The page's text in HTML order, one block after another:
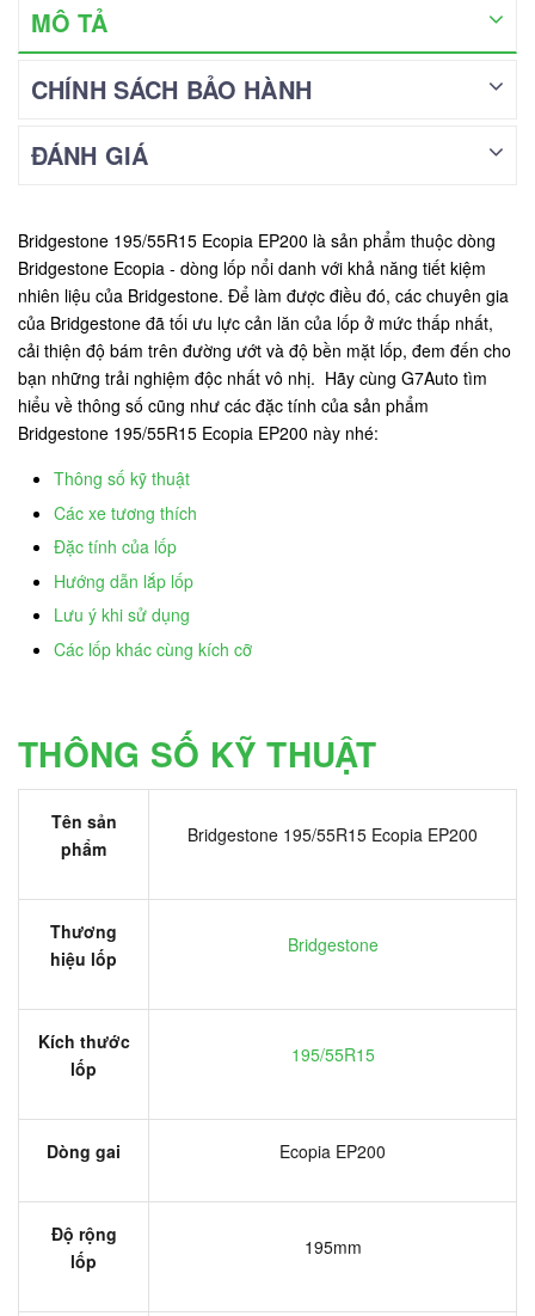
MÔ TẢ
CHÍNH SÁCH BẢO HÀNH
ĐÁNH GIÁ
Bridgestone 195/55R15 Ecopia EP200 là sản phẩm thuộc dòng
Bridgestone Ecopia - dòng lốp nổi danh với khả năng tiết kiệm
nhiên liệu của Bridgestone. Để làm được điều đó, các chuyên gia
của Bridgestone đã tối ưu lực cản lăn của lốp ở mức thấp nhất,
cải thiện độ bám trên đường ướt và độ bền mặt lốp, đem đến cho
bạn những trải nghiệm độc nhất vô nhị. Hãy cùng G7Auto tìm
hiểu về thông số cũng như các đặc tính của sản phẩm
Bridgestone 195/55R15 Ecopia EP200 này nhé:
Thông số kỹ thuật
Các xe tương thích
Đặc tính của lốp
Hướng dẫn lắp lốp
Lưu ý khi sử dụng
Các lốp khác cùng kích cỡ
THÔNG SỐ KỸ THUẬT
Tên sản
phẩm
Bridgestone 195/55R15 Ecopia EP200
Thương
hiệu lốp
Bridgestone
Kích thước
lốp
195/55R15
Dòng gai Ecopia EP200
Độ rộng
lốp
195mm